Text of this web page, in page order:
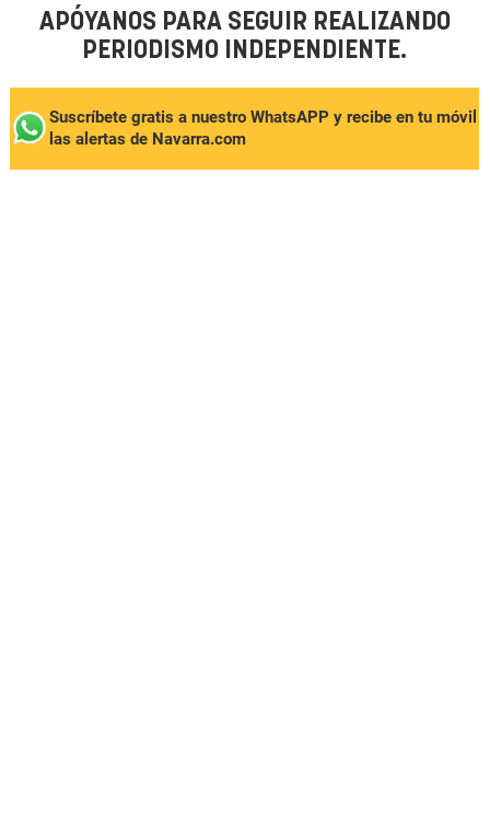
APÓYANOS PARA SEGUIR REALIZANDO
PERIODISMO INDEPENDIENTE.
Suscríbete gratis a nuestro WhatsAPP y recibe en tu móvil
las alertas de Navarra.com